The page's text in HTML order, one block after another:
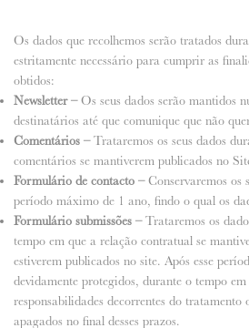
Os dados que recolhemos serão tratados
estritamente necessário para cumprir as
obtidos:
Newsletter –Os seus dados serão mantidos
destinatários até que comunique que não
Comentários –Trataremos os seus dados
comentários se mantiverem publicados no
Formulário de contacto –Conservaremos os
período máximo de 1 ano, findo o qual os
Formulário submissões –Trataremos os
tempo em que a relação contratual se
estiverem publicados no site. Após esse
devidamente protegidos, durante o tempo
responsabilidades decorrentes do tratamento
apagados no final desses prazos.